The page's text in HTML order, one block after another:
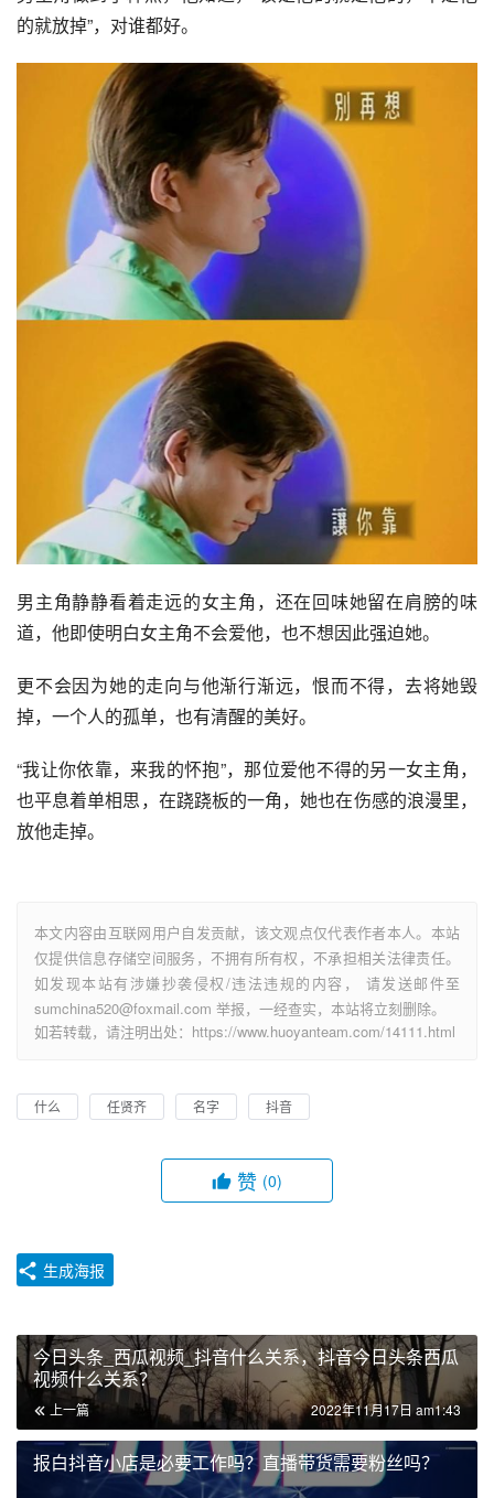
的就放掉”，对谁都好。
男主角静静看着走远的女主角，还在回味她留在肩膀的味
道，他即使明白女主角不会爱他，也不想因此强迫她。
更不会因为她的走向与他渐行渐远，恨而不得，去将她毁
掉，一个人的孤单，也有清醒的美好。
“我让你依靠，来我的怀抱”，那位爱他不得的另一女主角，
也平息着单相思，在跷跷板的一角，她也在伤感的浪漫里，
放他走掉。
本文内容由互联网用户自发贡献，该文观点仅代表作者本人。本站
仅提供信息存储空间服务，不拥有所有权，不承担相关法律责任。
如发现本站有涉嫌抄袭侵权/违法违规的内容， 请发送邮件至
sumchina520@foxmail.com 举报，一经查实，本站将立刻删除。
如若转载，请注明出处：https://www.huoyanteam.com/14111.html
什么 任贤齐 名字 抖音
赞 (0)
生成海报
今日头条_西瓜视频_抖音什么关系，抖音今日头条西瓜
视频什么关系？
上一篇 2022年11月17日 am1:43
报白抖音小店是必要工作吗？直播带货需要粉丝吗？